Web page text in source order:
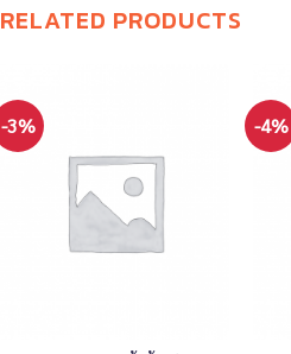
RELATED PRODUCTS
-3% -4%